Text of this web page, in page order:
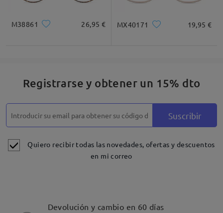
M38861 26,95 € MX40171 19,95 €
Registrarse y obtener un 15% dto
Suscribir
Quiero recibir todas las novedades, ofertas y descuentos
en mi correo
Devolución y cambio en 60 días